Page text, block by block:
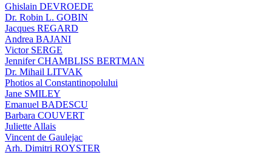
Ghislain DEVROEDE
Dr. Robin L. GOBIN
Jacques REGARD
Andrea BAJANI
Victor SERGE
Jennifer CHAMBLISS BERTMAN
Dr. Mihail LITVAK
Photios al Constantinopolului
Jane SMILEY
Emanuel BADESCU
Barbara COUVERT
Juliette Allais
Vincent de Gaulejac
Arh. Dimitri ROYSTER